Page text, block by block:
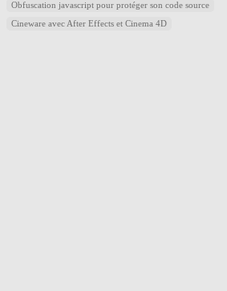
Obfuscation javascript pour protéger son code source
Cineware avec After Effects et Cinema 4D